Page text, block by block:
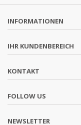
INFORMATIONEN
IHR KUNDENBEREICH
KONTAKT
FOLLOW US
NEWSLETTER